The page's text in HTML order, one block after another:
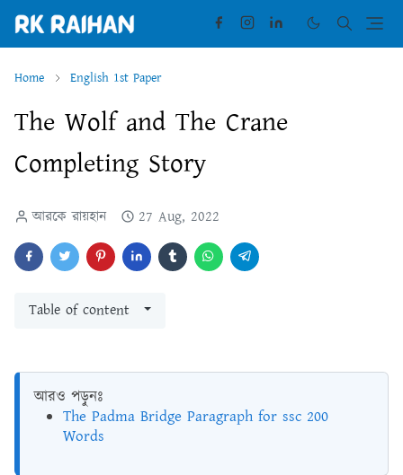
Home English 1st Paper
The Wolf and The Crane
Completing Story
আরকে রায়হান 27 Aug, 2022
Table of content
আরও পড়ুনঃ
The Padma Bridge Paragraph for ssc 200
Words